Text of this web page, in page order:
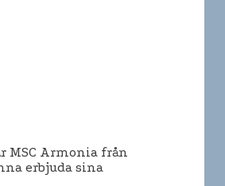
MSC Armonia från
erbjuda sina